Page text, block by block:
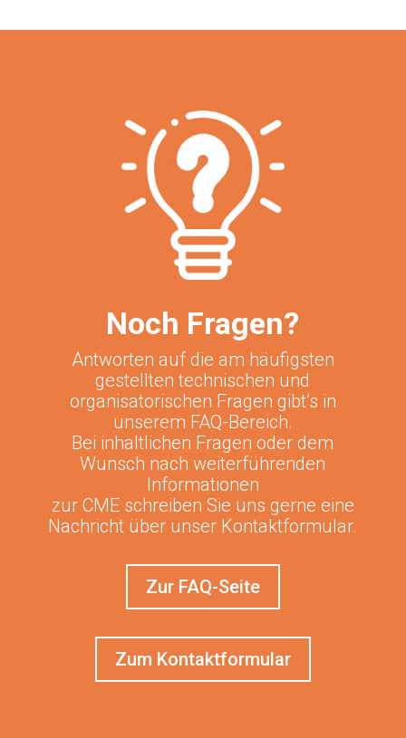
Noch Fragen?
Antworten auf die am häufigsten
gestellten technischen und
organisatorischen Fragen gibt’s in
unserem FAQ-Bereich.
Bei inhaltlichen Fragen oder dem
Wunsch nach weiterführenden
Informationen
zur CME schreiben Sie uns gerne eine
Nachricht über unser Kontaktformular.
Zur FAQ-Seite
Zum Kontaktformular